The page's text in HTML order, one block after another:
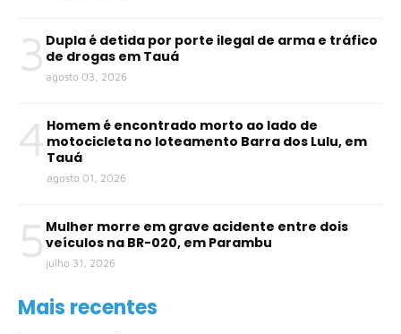
3 Dupla é detida por porte ilegal de arma e tráfico
de drogas em Tauá
agosto 03, 2026
4 Homem é encontrado morto ao lado de
motocicleta no loteamento Barra dos Lulu, em
Tauá
agosto 01, 2026
5 Mulher morre em grave acidente entre dois
veículos na BR-020, em Parambu
julho 31, 2026
Mais recentes